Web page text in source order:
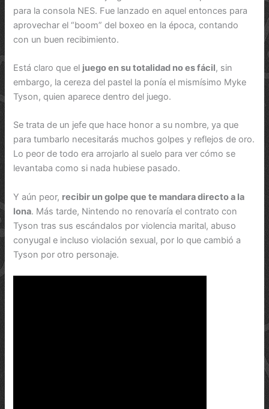
para la consola NES. Fue lanzado en aquel entonces para
aprovechar el “boom” del boxeo en la época, contando
con un buen recibimiento.
Está claro que el juego en su totalidad no es fácil, sin
embargo, la cereza del pastel la ponía el mismísimo Myke
Tyson, quien aparece dentro del juego.
Se trata de un jefe que hace honor a su nombre, ya que
para tumbarlo necesitarás muchos golpes y reflejos de oro.
Lo peor de todo era arrojarlo al suelo para ver cómo se
levantaba como si nada hubiese pasado.
Y aún peor, recibir un golpe que te mandara directo a la
lona. Más tarde, Nintendo no renovaría el contrato con
Tyson tras sus escándalos por violencia marital, abuso
conyugal e incluso violación sexual, por lo que cambió a
Tyson por otro personaje.